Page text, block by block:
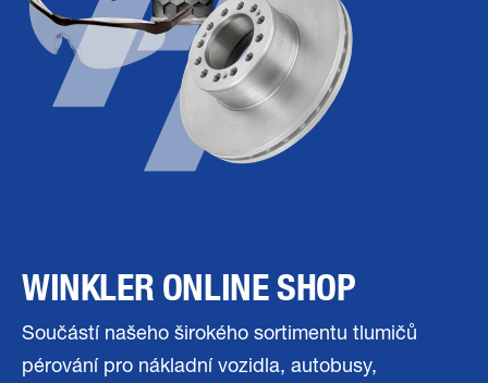
WINKLER ONLINE SHOP
Součástí našeho širokého sortimentu tlumičů
pérování pro nákladní vozidla, autobusy,